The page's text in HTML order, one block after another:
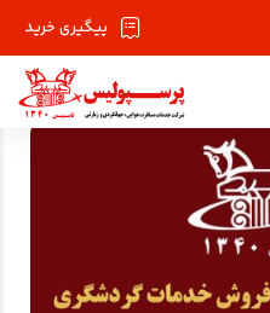
پیگیری خرید
آیین رونمایی از پلتفرم فروش